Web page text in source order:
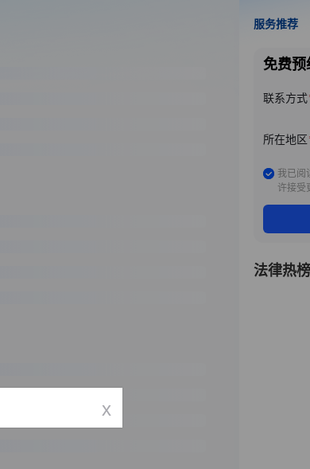
服务推荐
免费预
联系方式
所在地区
我已阅
许接受
法律热榜
x